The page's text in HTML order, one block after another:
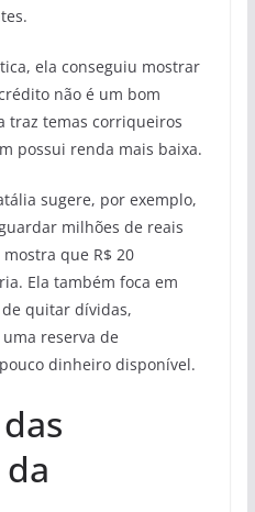
ela conseguiu mostrar
não é um bom
traz temas corriqueiros
possui renda mais baixa.
sugere, por exemplo,
milhões de reais
que R$ 20
Ela também foca em
quitar dívidas,
reserva de
dinheiro disponível.